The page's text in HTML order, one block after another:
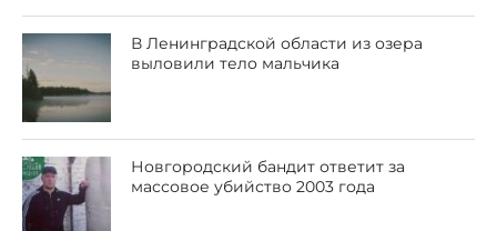
В Ленинградской области из озера
выловили тело мальчика
Новгородский бандит ответит за
массовое убийство 2003 года